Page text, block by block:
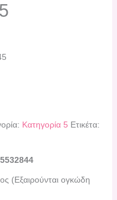
Κατηγορία 5 Ετικέτα:
(Εξαιρούνται ογκώδη